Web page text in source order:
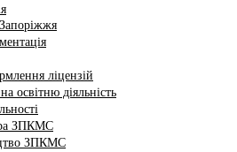
ліцензій
освітню діяльність
ЗПКМС
ЗПКМС